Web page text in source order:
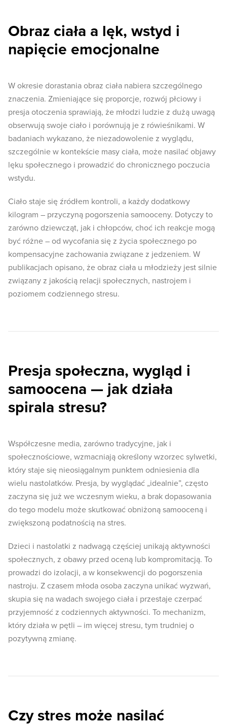
Obraz ciała a lęk, wstyd i
napięcie emocjonalne
W okresie dorastania obraz ciała nabiera szczególnego
znaczenia. Zmieniające się proporcje, rozwój płciowy i
presja otoczenia sprawiają, że młodzi ludzie z dużą uwagą
obserwują swoje ciało i porównują je z rówieśnikami. W
badaniach wykazano, że niezadowolenie z wyglądu,
szczególnie w kontekście masy ciała, może nasilać objawy
lęku społecznego i prowadzić do chronicznego poczucia
wstydu.
Ciało staje się źródłem kontroli, a każdy dodatkowy
kilogram – przyczyną pogorszenia samooceny. Dotyczy to
zarówno dziewcząt, jak i chłopców, choć ich reakcje mogą
być różne – od wycofania się z życia społecznego po
kompensacyjne zachowania związane z jedzeniem. W
publikacjach opisano, że obraz ciała u młodzieży jest silnie
związany z jakością relacji społecznych, nastrojem i
poziomem codziennego stresu.
Presja społeczna, wygląd i
samoocena — jak działa
spirala stresu?
Współczesne media, zarówno tradycyjne, jak i
społecznościowe, wzmacniają określony wzorzec sylwetki,
który staje się nieosiągalnym punktem odniesienia dla
wielu nastolatków. Presja, by wyglądać „idealnie”, często
zaczyna się już we wczesnym wieku, a brak dopasowania
do tego modelu może skutkować obniżoną samooceną i
zwiększoną podatnością na stres.
Dzieci i nastolatki z nadwagą częściej unikają aktywności
społecznych, z obawy przed oceną lub kompromitacją. To
prowadzi do izolacji, a w konsekwencji do pogorszenia
nastroju. Z czasem młoda osoba zaczyna unikać wyzwań,
skupia się na wadach swojego ciała i przestaje czerpać
przyjemność z codziennych aktywności. To mechanizm,
który działa w pętli – im więcej stresu, tym trudniej o
pozytywną zmianę.
Czy stres może nasilać